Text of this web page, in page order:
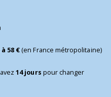
58 €(en France métropolitaine)
14 jours pour changer